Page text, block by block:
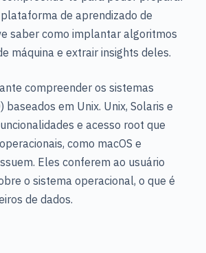
de aprendizado de
saber como implantar algoritmos
máquina e extrair insights deles.
compreender os sistemas
baseados em Unix. Unix, Solaris e
e acesso root que
como macOS e
Eles conferem ao usuário
o sistema operacional, o que é
de dados.